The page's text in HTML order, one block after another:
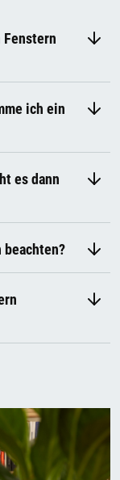
ich ein
es dann
beachten?